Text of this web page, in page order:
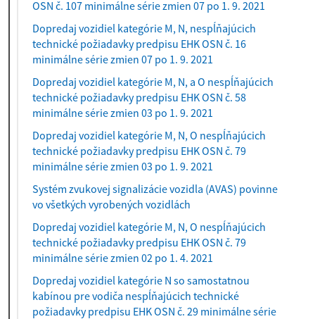
OSN č. 107 minimálne série zmien 07 po 1. 9. 2021
Dopredaj vozidiel kategórie M, N, nespĺňajúcich
technické požiadavky predpisu EHK OSN č. 16
minimálne série zmien 07 po 1. 9. 2021
Dopredaj vozidiel kategórie M, N, a O nespĺňajúcich
technické požiadavky predpisu EHK OSN č. 58
minimálne série zmien 03 po 1. 9. 2021
Dopredaj vozidiel kategórie M, N, O nespĺňajúcich
technické požiadavky predpisu EHK OSN č. 79
minimálne série zmien 03 po 1. 9. 2021
Systém zvukovej signalizácie vozidla (AVAS) povinne
vo všetkých vyrobených vozidlách
Dopredaj vozidiel kategórie M, N, O nespĺňajúcich
technické požiadavky predpisu EHK OSN č. 79
minimálne série zmien 02 po 1. 4. 2021
Dopredaj vozidiel kategórie N so samostatnou
kabínou pre vodiča nespĺňajúcich technické
požiadavky predpisu EHK OSN č. 29 minimálne série